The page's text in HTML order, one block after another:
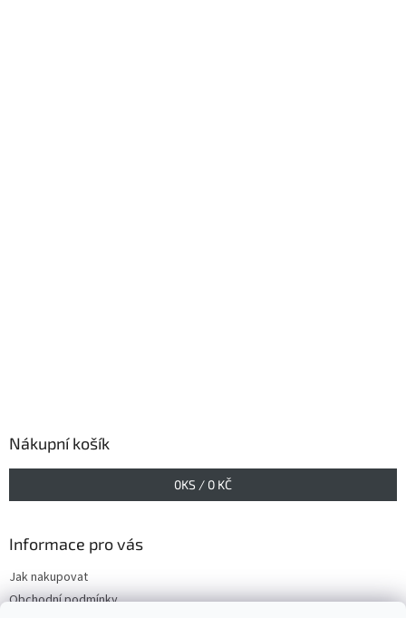
Nákupní košík
0KS / 0 KČ
Informace pro vás
Jak nakupovat
Obchodní podmínky